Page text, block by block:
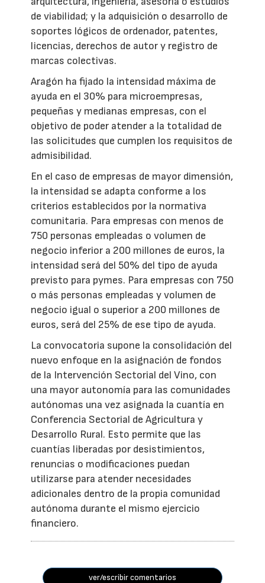
de viabilidad; y la adquisición o desarrollo de
soportes lógicos de ordenador, patentes,
licencias, derechos de autor y registro de
marcas colectivas.
Aragón ha fijado la intensidad máxima de
ayuda en el 30% para microempresas,
pequeñas y medianas empresas, con el
objetivo de poder atender a la totalidad de
las solicitudes que cumplen los requisitos de
admisibilidad.
En el caso de empresas de mayor dimensión,
la intensidad se adapta conforme a los
criterios establecidos por la normativa
comunitaria. Para empresas con menos de
750 personas empleadas o volumen de
negocio inferior a 200 millones de euros, la
intensidad será del 50% del tipo de ayuda
previsto para pymes. Para empresas con 750
o más personas empleadas y volumen de
negocio igual o superior a 200 millones de
euros, será del 25% de ese tipo de ayuda.
La convocatoria supone la consolidación del
nuevo enfoque en la asignación de fondos
de la Intervención Sectorial del Vino, con
una mayor autonomía para las comunidades
autónomas una vez asignada la cuantía en
Conferencia Sectorial de Agricultura y
Desarrollo Rural. Esto permite que las
cuantías liberadas por desistimientos,
renuncias o modificaciones puedan
utilizarse para atender necesidades
adicionales dentro de la propia comunidad
autónoma durante el mismo ejercicio
financiero.
ver/escribir comentarios